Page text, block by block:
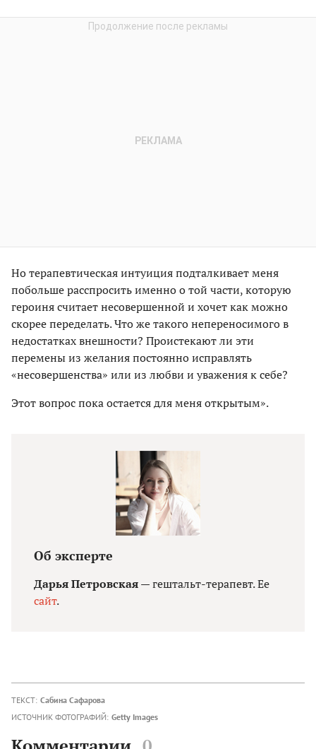
Но терапевтическая интуиция подталкивает меня
побольше расспросить именно о той части, которую
героиня считает несовершенной и хочет как можно
скорее переделать. Что же такого непереносимого в
недостатках внешности? Проистекают ли эти
перемены из желания постоянно исправлять
«несовершенства» или из любви и уважения к себе?
Этот вопрос пока остается для меня открытым».
Об эксперте
Дарья Петровская— гештальт-терапевт. Ее
сайт.
ТЕКСТ: Сабина Сафарова
ИСТОЧНИК ФОТОГРАФИЙ: Getty Images